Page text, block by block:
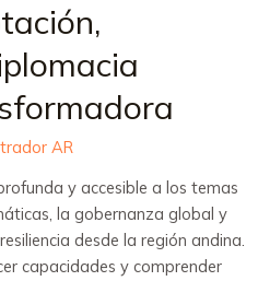
AR
y accesible a los temas
la gobernanza global y
desde la región andina.
capacidades y comprender